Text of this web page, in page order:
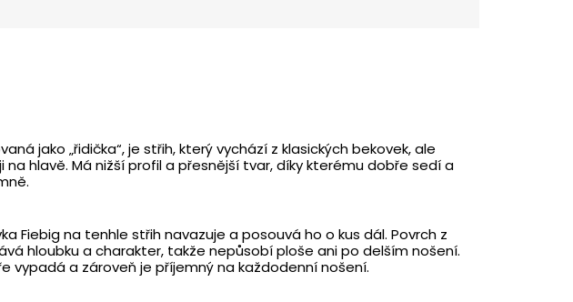
jako „řidička“, je střih, který vychází z klasických bekovek, ale
na hlavě. Má nižší profil a přesnější tvar, díky kterému dobře sedí a
Fiebig na tenhle střih navazuje a posouvá ho o kus dál. Povrch z
hloubku a charakter, takže nepůsobí ploše ani po delším nošení.
vypadá a zároveň je příjemný na každodenní nošení.